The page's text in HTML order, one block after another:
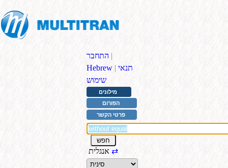
התחבר |
Hebrew | תנאי
שימוש
מילונים
הפורום
פרטי הקשר
⇄